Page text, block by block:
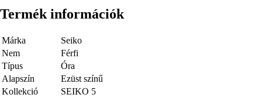
Termék információk
Márka
Seiko
Nem
Férfi
Típus
Óra
Alapszín
Ezüst színű
Kollekció
SEIKO 5